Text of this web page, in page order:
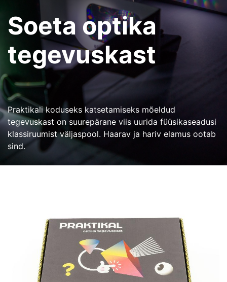
Soeta optika
tegevuskast
Praktikali koduseks katsetamiseks mõeldud
tegevuskast on suurepärane viis uurida füüsikaseadusi
klassiruumist väljaspool. Haarav ja hariv elamus ootab
sind.